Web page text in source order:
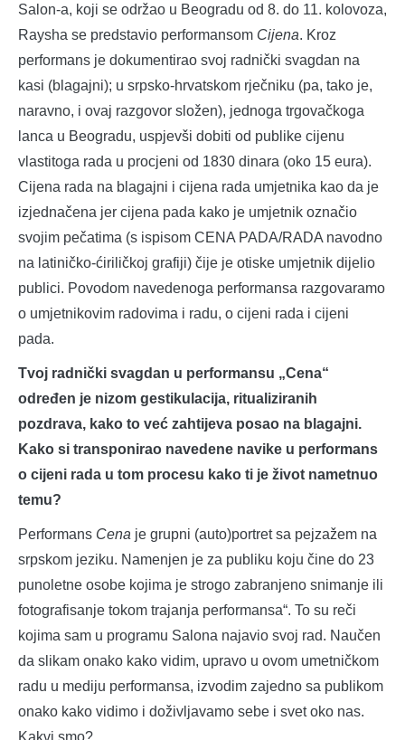
Salon-a, koji se održao u Beogradu od 8. do 11. kolovoza,
Raysha se predstavio performansom Cijena. Kroz
performans je dokumentirao svoj radnički svagdan na
kasi (blagajni); u srpsko-hrvatskom rječniku (pa, tako je,
naravno, i ovaj razgovor složen), jednoga trgovačkoga
lanca u Beogradu, uspjevši dobiti od publike cijenu
vlastitoga rada u procjeni od 1830 dinara (oko 15 eura).
Cijena rada na blagajni i cijena rada umjetnika kao da je
izjednačena jer cijena pada kako je umjetnik označio
svojim pečatima (s ispisom CENA PADA/RADA navodno
na latiničko-ćiriličkoj grafiji) čije je otiske umjetnik dijelio
publici. Povodom navedenoga performansa razgovaramo
o umjetnikovim radovima i radu, o cijeni rada i cijeni
pada.
Tvoj radnički svagdan u performansu „Cena“
određen je nizom gestikulacija, ritualiziranih
pozdrava, kako to već zahtijeva posao na blagajni.
Kako si transponirao navedene navike u performans
o cijeni rada u tom procesu kako ti je život nametnuo
temu?
Performans Cena je grupni (auto)portret sa pejzažem na
srpskom jeziku. Namenjen je za publiku koju čine do 23
punoletne osobe kojima je strogo zabranjeno snimanje ili
fotografisanje tokom trajanja performansa“. To su reči
kojima sam u programu Salona najavio svoj rad. Naučen
da slikam onako kako vidim, upravo u ovom umetničkom
radu u mediju performansa, izvodim zajedno sa publikom
onako kako vidimo i doživljavamo sebe i svet oko nas.
Kakvi smo?